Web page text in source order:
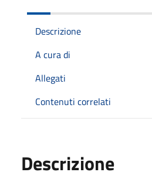
Descrizione
A cura di
Allegati
Contenuti correlati
Descrizione